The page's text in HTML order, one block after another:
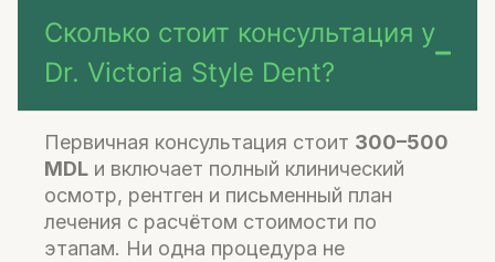
Сколько стоит консультация у
Dr. Victoria Style Dent?
Первичная консультация стоит 300–500
MDL и включает полный клинический
осмотр, рентген и письменный план
лечения с расчётом стоимости по
этапам. Ни одна процедура не